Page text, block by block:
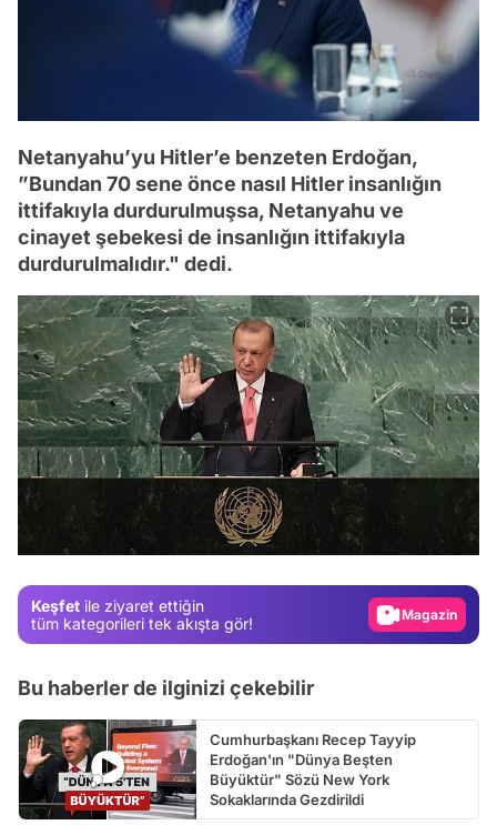
Netanyahu’yu Hitler’e benzeten Erdoğan,
”Bundan 70 sene önce nasıl Hitler insanlığın
ittifakıyla durdurulmuşsa, Netanyahu ve
cinayet şebekesi de insanlığın ittifakıyla
durdurulmalıdır." dedi.
Keşfet ile ziyaret ettiğin
tüm kategorileri tek akışta gör!
Video
Test
Gündem
Video
Bu haberler de ilginizi çekebilir
Cumhurbaşkanı Recep Tayyip
Erdoğan'ın "Dünya Beşten
Büyüktür" Sözü New York
Sokaklarında Gezdirildi